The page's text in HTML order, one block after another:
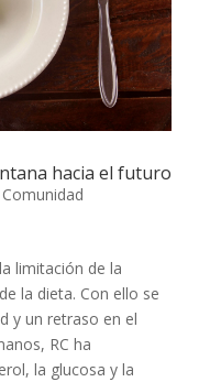
hacia el futuro
Comunidad
limitación de la
la dieta. Con ello se
y un retraso en el
RC ha
la glucosa y la